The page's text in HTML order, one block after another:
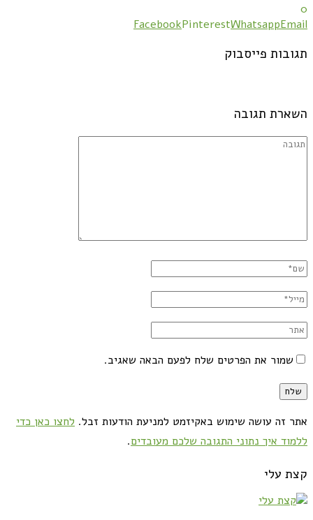
0
FacebookPinterestWhatsappEmail
תגובות פייסבוק
השארת תגובה
שמור את הפרטים שלח לפעם הבאה שאגיב.
אתר זה עושה שימוש באקיזמט למניעת הודעות זבל. לחצו כאן כדי
ללמוד איך נתוני התגובה שלכם מעובדים.
קצת עלי